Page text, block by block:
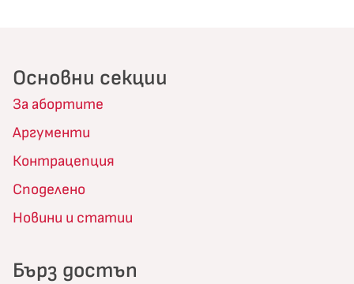
Основни секции
За абортите
Аргументи
Контрацепция
Споделено
Новини и статии
Бърз достъп